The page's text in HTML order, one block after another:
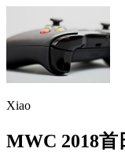
Xiao
MWC 2018首